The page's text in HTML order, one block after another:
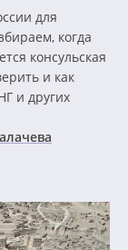
для
когда
консульская
и как
и других